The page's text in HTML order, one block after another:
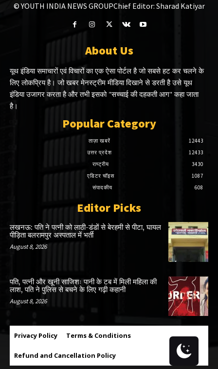
© YOUTH INDIA NEWS GROUPChief Editor: Sharad Katiyar
About Us
यूथ इंडिया समाचारों एवं विचारों का एक ऐसा पोर्टल है जो सबसे हट कर चलने के
लिए लोकप्रिय है। जो खबर मेनस्ट्रीम मीडिया दिखाने से डरती है उसे यूथ
इंडिया उजागर करता है और तभी इसको "सच्चाई की दहकती आग" कहा जाता
है।
Popular Category
ताज़ा खबरें
12443
उत्तर प्रदेश
12433
राष्ट्रीय
3430
एडिटर चॉइस
1087
संपादकीय
608
Editor Picks
लखनऊ: पति ने पत्नी को लाठी-डंडों से बेरहमी से पीटा, घायल
पीड़िता बलरामपुर अस्पताल में भर्ती
August 8, 2026
पति, पत्नी और खूनी साजिशः पानी के टब में मिली महिला की
लाश, पति ने पुलिस से बचने के लिए गढ़ी कहानी
August 8, 2026
Privacy Policy Terms & Conditions
Refund and Cancellation Policy